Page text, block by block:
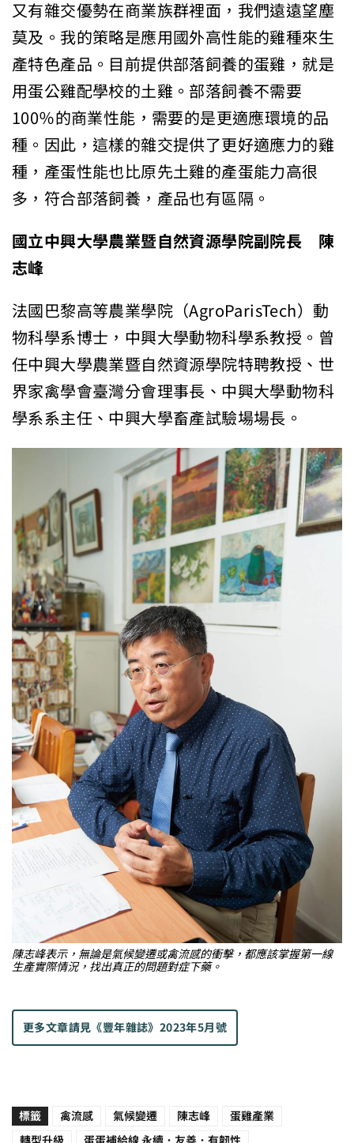
又有雜交優勢在商業族群裡面，我們遠遠望塵
莫及。我的策略是應用國外高性能的雞種來生
產特色產品。目前提供部落飼養的蛋雞，就是
用蛋公雞配學校的土雞。部落飼養不需要
100％的商業性能，需要的是更適應環境的品
種。因此，這樣的雜交提供了更好適應力的雞
種，產蛋性能也比原先土雞的產蛋能力高很
多，符合部落飼養，產品也有區隔。
國立中興大學農業暨自然資源學院副院長 陳
志峰
法國巴黎高等農業學院（AgroParisTech）動
物科學系博士，中興大學動物科學系教授。曾
任中興大學農業暨自然資源學院特聘教授、世
界家禽學會臺灣分會理事長、中興大學動物科
學系系主任、中興大學畜產試驗場場長。
陳志峰表示，無論是氣候變遷或禽流感的衝擊，都應該掌握第一線
生產實際情況，找出真正的問題對症下藥。
更多文章請見《豐年雜誌》2023年5月號
標籤 禽流感 氣候變遷 陳志峰 蛋雞產業